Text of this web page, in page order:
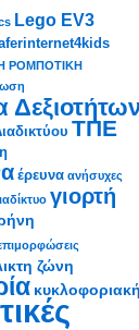
Lego EV3
ΡΟΜΠΟΤΙΚΗ
ΤΠΕ
έρευνα ανήσυχες
γιορτή
ζώνη
κυκλοφοριακή